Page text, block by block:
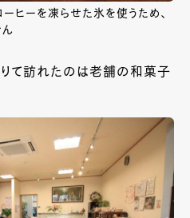
ーヒーを凍らせた氷を使うため、
ん
て訪れたのは老舗の和菓子